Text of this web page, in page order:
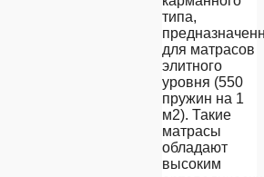
типа,
для матрасов
элитного
уровня (550
пружин на 1
м2). Такие
матрасы
обладают
высоким